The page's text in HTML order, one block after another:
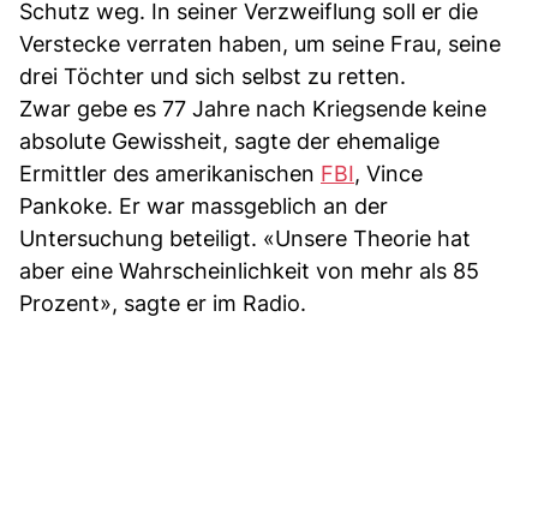
Schutz weg. In seiner Verzweiflung soll er die
Verstecke verraten haben, um seine Frau, seine
drei Töchter und sich selbst zu retten.
Zwar gebe es 77 Jahre nach Kriegsende keine
absolute Gewissheit, sagte der ehemalige
Ermittler des amerikanischen FBI, Vince
Pankoke. Er war massgeblich an der
Untersuchung beteiligt. «Unsere Theorie hat
aber eine Wahrscheinlichkeit von mehr als 85
Prozent», sagte er im Radio.